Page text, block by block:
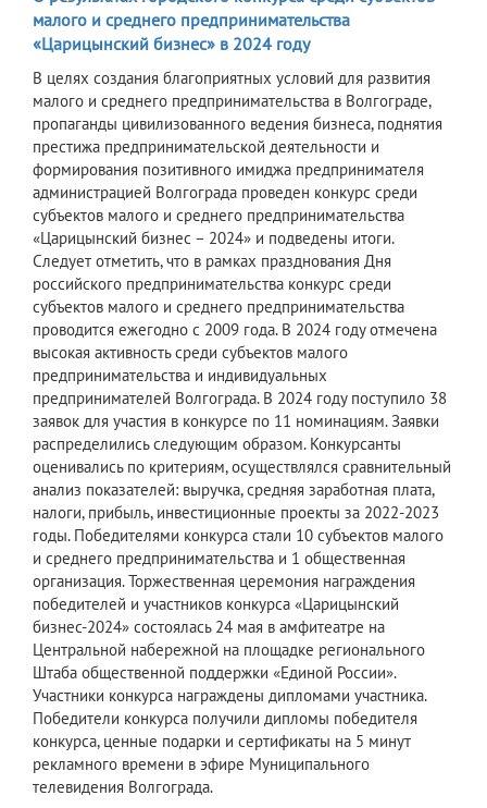
малого и среднего предпринимательства
«Царицынский бизнес» в 2024 году
В целях создания благоприятных условий для развития
малого и среднего предпринимательства в Волгограде,
пропаганды цивилизованного ведения бизнеса, поднятия
престижа предпринимательской деятельности и
формирования позитивного имиджа предпринимателя
администрацией Волгограда проведен конкурс среди
субъектов малого и среднего предпринимательства
«Царицынский бизнес – 2024» и подведены итоги.
Следует отметить, что в рамках празднования Дня
российского предпринимательства конкурс среди
субъектов малого и среднего предпринимательства
проводится ежегодно с 2009 года. В 2024 году отмечена
высокая активность среди субъектов малого
предпринимательства и индивидуальных
предпринимателей Волгограда. В 2024 году поступило 38
заявок для участия в конкурсе по 11 номинациям. Заявки
распределились следующим образом. Конкурсанты
оценивались по критериям, осуществлялся сравнительный
анализ показателей: выручка, средняя заработная плата,
налоги, прибыль, инвестиционные проекты за 2022-2023
годы. Победителями конкурса стали 10 субъектов малого
и среднего предпринимательства и 1 общественная
организация. Торжественная церемония награждения
победителей и участников конкурса «Царицынский
бизнес-2024» состоялась 24 мая в амфитеатре на
Центральной набережной на площадке регионального
Штаба общественной поддержки «Единой России».
Участники конкурса награждены дипломами участника.
Победители конкурса получили дипломы победителя
конкурса, ценные подарки и сертификаты на 5 минут
рекламного времени в эфире Муниципального
телевидения Волгограда.